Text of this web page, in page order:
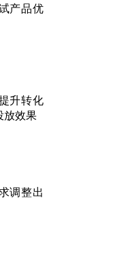
产品优
升转化
放效果
调整出